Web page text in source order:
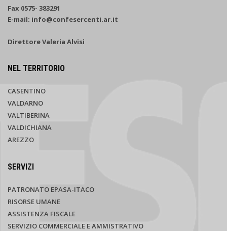
Fax 0575- 383291
E-mail: info@confesercenti.ar.it
Direttore Valeria Alvisi
NEL TERRITORIO
CASENTINO
VALDARNO
VALTIBERINA
VALDICHIANA
AREZZO
SERVIZI
PATRONATO EPASA-ITACO
RISORSE UMANE
ASSISTENZA FISCALE
SERVIZIO COMMERCIALE E AMMISTRATIVO